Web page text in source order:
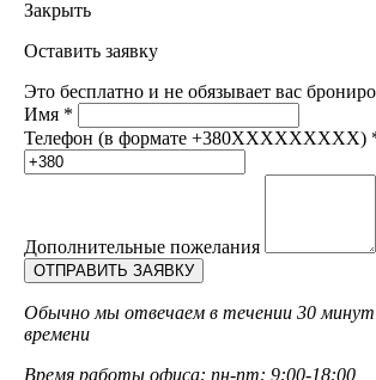
Закрыть
Оставить заявку
Это бесплатно и не обязывает вас
Имя *
Телефон (в формате +380XXXXXXXXX)
Дополнительные пожелания
Обычно мы отвечаем в течении 30 минут
времени
Время работы офиса: пн-пт: 9:00-18:00